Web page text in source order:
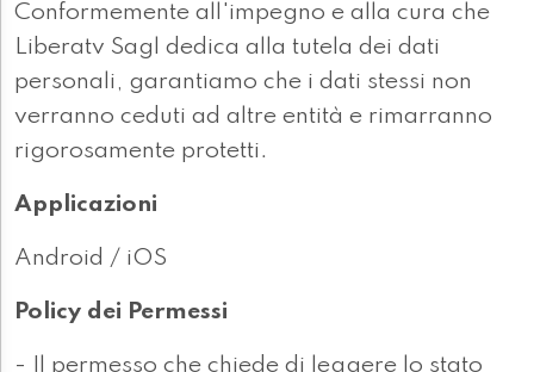
Conformemente all'impegno e alla cura che
Liberatv Sagl dedica alla tutela dei dati
personali, garantiamo che i dati stessi non
verranno ceduti ad altre entità e rimarranno
rigorosamente protetti.
Applicazioni
Android / iOS
Policy dei Permessi
- Il permesso che chiede di leggere lo stato